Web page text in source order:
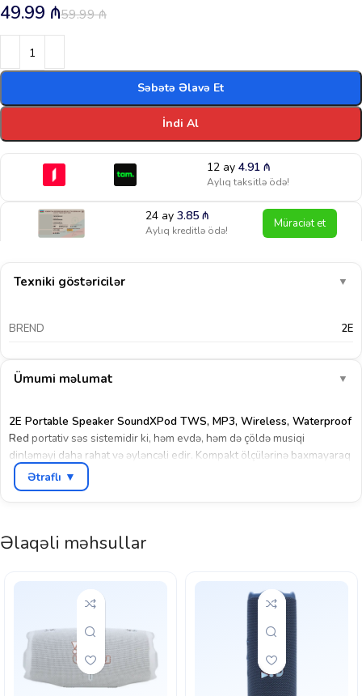
59.99₼
49.99 ₼
Səbətə Əlavə Et
İndi Al
12 ay 4.91 ₼
Aylıq taksitlə ödə!
24 ay3.85₼
Aylıq kreditlə ödə! Müraciət et
Texniki göstəricilər ▼
BREND 2E
Ümumi məlumat ▼
2E Portable Speaker SoundXPod TWS, MP3, Wireless, Waterproof
Red portativ səs sistemidir ki, həm evdə, həm də çöldə musiqi
dinləməyi daha rahat və əyləncəli edir. Kompakt ölçülərinə baxmayaraq
bu dinamik 15 W gücündə səs çıxışı
audio performans təmin edir — həm iç məkanlarda, həm də açıq
rahatlıqla aparmaq olar, zərər və nəm qorunması sayəsində gündəlik
funksiyası vasitəsilə iki ədəd SoundXPod dinamikini qoşaraq
daha güclü stereo səs yarada bilərsiniz. Səs cihazdantəxminən 30 m
məsafəyə qədər ötürülə bildiyindən musiqini uzaq məsafədən də idarə
etmək olar. Əlavə olaraq, USB‑C giriş dəstəyi sayəsində cihazı
rahatlıqla enerji ilə təmin etmək mümkündür.
2E SoundXPodportativ səs sistemi 1800 mAh batareyailə təchiz
Ətraflı ▼
Əlaqəli məhsullar